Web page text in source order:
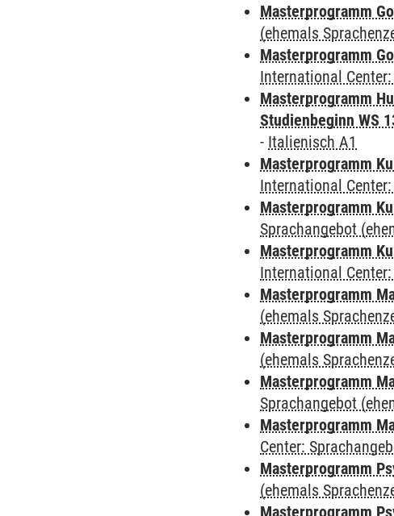
Masterprogramm
(ehemals
Masterprogramm
International
Masterprogramm
Studienbeginn WS
- Italienisch A1
Masterprogramm
International
Masterprogramm
Sprachangebot
Masterprogramm
International
Masterprogramm
(ehemals
Masterprogramm
(ehemals
Masterprogramm
Sprachangebot
Masterprogramm
Center:
Masterprogramm
(ehemals
Masterprogramm